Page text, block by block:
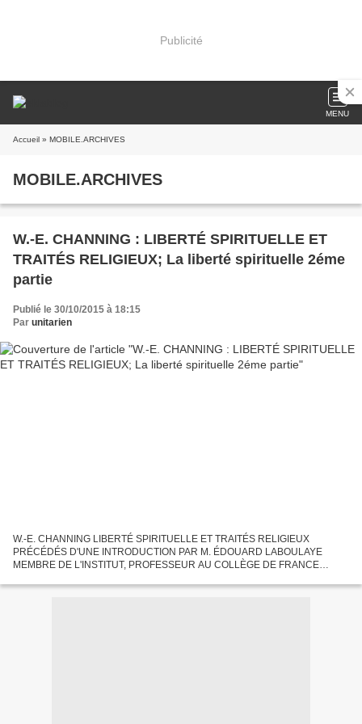
Publicité
MENU
Accueil » MOBILE.ARCHIVES
MOBILE.ARCHIVES
W.-E. CHANNING : LIBERTÉ SPIRITUELLE ET
TRAITÉS RELIGIEUX; La liberté spirituelle 2éme
partie
Publié le 30/10/2015 à 18:15
Par unitarien
W.-E. CHANNING LIBERTÉ SPIRITUELLE ET TRAITÉS RELIGIEUX
PRÉCÉDÉS D'UNE INTRODUCTION PAR M. ÉDOUARD LABOULAYE
MEMBRE DE L'INSTITUT, PROFESSEUR AU COLLÈGE DE FRANCE
ÉDITEUR 28, Quai De L'école ; 1866...